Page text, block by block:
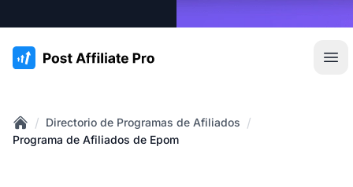
:site.title
Home
/ Directorio de Programas de Afiliados /
Programa de Afiliados de Epom